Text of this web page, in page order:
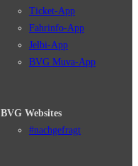
Ticket-App
Fahrinfo-App
Jelbi-App
BVG Muva-App
BVG Websites
#nachgefragt